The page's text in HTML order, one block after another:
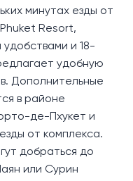
минутах езды от
Resort,
удобствами и 18-
удобную
Дополнительные
в районе
де-Пхукет и
от комплекса.
добраться до
или Сурин